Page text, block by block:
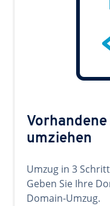
umziehen
Umzug in 3
Geben Sie Ihre
Domain-Umzug.